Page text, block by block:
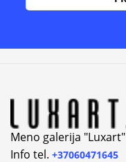
Meno galerija "Luxart"
Info tel. +37060471645